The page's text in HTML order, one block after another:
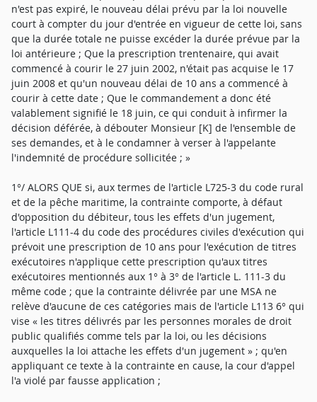
n'est pas expiré, le nouveau délai prévu par la loi nouvelle
court à compter du jour d'entrée en vigueur de cette loi, sans
que la durée totale ne puisse excéder la durée prévue par la
loi antérieure ; Que la prescription trentenaire, qui avait
commencé à courir le 27 juin 2002, n'était pas acquise le 17
juin 2008 et qu'un nouveau délai de 10 ans a commencé à
courir à cette date ; Que le commandement a donc été
valablement signifié le 18 juin, ce qui conduit à infirmer la
décision déférée, à débouter Monsieur [K] de l'ensemble de
ses demandes, et à le condamner à verser à l'appelante
l'indemnité de procédure sollicitée ; »
1°/ ALORS QUE si, aux termes de l'article L725-3 du code rural
et de la pêche maritime, la contrainte comporte, à défaut
d'opposition du débiteur, tous les effets d'un jugement,
l'article L111-4 du code des procédures civiles d'exécution qui
prévoit une prescription de 10 ans pour l'exécution de titres
exécutoires n'applique cette prescription qu'aux titres
exécutoires mentionnés aux 1° à 3° de l'article L. 111-3 du
même code ; que la contrainte délivrée par une MSA ne
relève d'aucune de ces catégories mais de l'article L113 6° qui
vise « les titres délivrés par les personnes morales de droit
public qualifiés comme tels par la loi, ou les décisions
auxquelles la loi attache les effets d'un jugement » ; qu'en
appliquant ce texte à la contrainte en cause, la cour d'appel
l'a violé par fausse application ;